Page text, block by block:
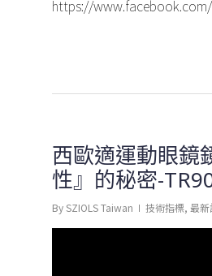
https://
西歐適運動眼鏡
性』的秘密-
BySZIOLS Taiwan 技術指標, 最新